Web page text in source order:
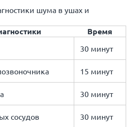
шума в ушах и
Время
30 минут
15 минут
30 минут
сосудов
30 минут